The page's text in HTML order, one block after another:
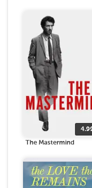
The Mastermind